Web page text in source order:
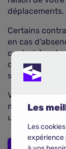
déplacements.
Certains
en cas
contrats),
certaine durée,
suspendue.
Veillez à bien
mauvaise
une période
Les
Les
expérience